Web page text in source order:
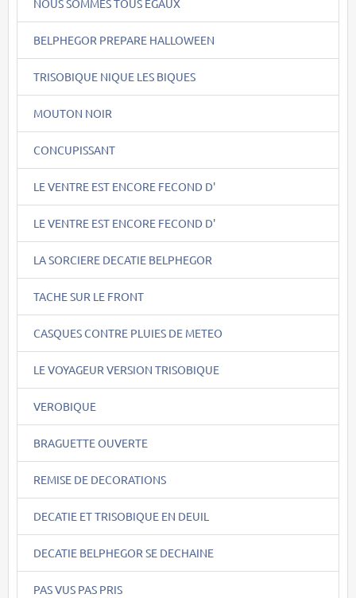
NOUS SOMMES TOUS EGAUX
BELPHEGOR PREPARE HALLOWEEN
TRISOBIQUE NIQUE LES BIQUES
MOUTON NOIR
CONCUPISSANT
LE VENTRE EST ENCORE FECOND D'
LE VENTRE EST ENCORE FECOND D'
LA SORCIERE DECATIE BELPHEGOR
TACHE SUR LE FRONT
CASQUES CONTRE PLUIES DE METEO
LE VOYAGEUR VERSION TRISOBIQUE
VEROBIQUE
BRAGUETTE OUVERTE
REMISE DE DECORATIONS
DECATIE ET TRISOBIQUE EN DEUIL
DECATIE BELPHEGOR SE DECHAINE
PAS VUS PAS PRIS